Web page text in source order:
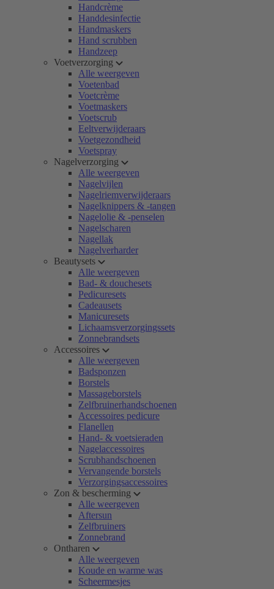
Handcrème
Handdesinfectie
Handmaskers
Hand scrubben
Handzeep
Voetverzorging
Alle weergeven
Voetenbad
Voetcrème
Voetmaskers
Voetscrub
Eeltverwijderaars
Voetgezondheid
Voetspray
Nagelverzorging
Alle weergeven
Nagelvijlen
Nagelriemverwijderaars
Nagelknippers & -tangen
Nagelolie & -penselen
Nagelscharen
Nagellak
Nagelverharder
Beautysets
Alle weergeven
Bad- & douchesets
Pedicuresets
Cadeausets
Manicuresets
Lichaamsverzorgingssets
Zonnebrandsets
Accessoires
Alle weergeven
Badsponzen
Borstels
Massageborstels
Zelfbruinerhandschoenen
Accessoires pedicure
Flanellen
Hand- & voetsieraden
Nagelaccessoires
Scrubhandschoenen
Vervangende borstels
Verzorgingsaccessoires
Zon & bescherming
Alle weergeven
Aftersun
Zelfbruiners
Zonnebrand
Ontharen
Alle weergeven
Koude en warme was
Scheermesjes